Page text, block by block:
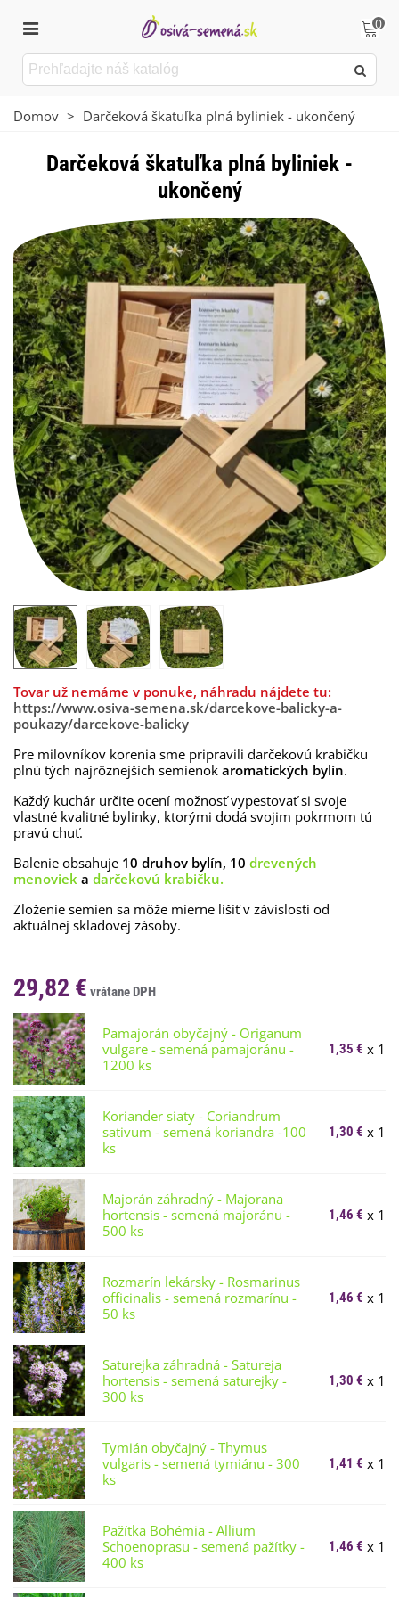
0
Domov > Darčeková škatuľka plná byliniek - ukončený
Darčeková škatuľka plná byliniek -
ukončený
Tovar už nemáme v ponuke, náhradu nájdete tu:
https://www.osiva-semena.sk/darcekove-balicky-a-
poukazy/darcekove-balicky
Pre milovníkov korenia sme pripravili darčekovú krabičku
plnú tých najrôznejších semienok aromatických bylín.
Každý kuchár určite ocení možnosť vypestovať si svoje
vlastné kvalitné bylinky, ktorými dodá svojim pokrmom tú
pravú chuť.
Balenie obsahuje 10 druhov bylín, 10 drevených
menoviek a darčekovú krabičku.
Zloženie semien sa môže mierne líšiť v závislosti od
aktuálnej skladovej zásoby.
29,82 €
Pamajorán obyčajný - Origanum
vulgare - semená pamajoránu -
1200 ks
1,35 € x 1
Koriander siaty - Coriandrum
sativum - semená koriandra -100
ks
1,30 € x 1
Majorán záhradný - Majorana
hortensis - semená majoránu -
500 ks
1,46 € x 1
Rozmarín lekársky - Rosmarinus
officinalis - semená rozmarínu -
50 ks
1,46 € x 1
Saturejka záhradná - Satureja
hortensis - semená saturejky -
300 ks
1,30 € x 1
Tymián obyčajný - Thymus
vulgaris - semená tymiánu - 300
ks
1,41 € x 1
Pažítka Bohémia - Allium
Schoenoprasu - semená pažítky -
400 ks
1,46 € x 1